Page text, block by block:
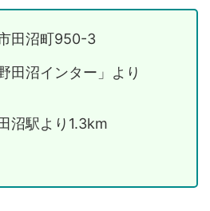
田沼町950-3
沼インター」より
沼駅より1.3km